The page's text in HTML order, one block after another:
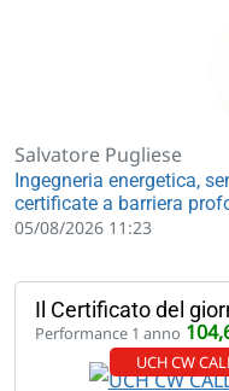
Salvatore Pugliese
Ingegneria energetica,
certificate a barriera
05/08/2026 11:23
Il Certificato del
Performance 1 anno
UCH CW